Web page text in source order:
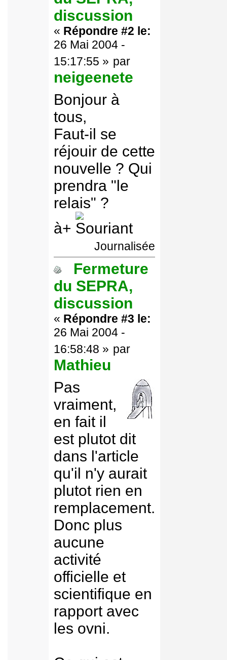
discussion
« Répondre #2 le:
26 Mai 2004 -
15:17:55 » par
neigeenete
Bonjour à
tous,
Faut-il se
réjouir de cette
nouvelle ? Qui
prendra "le
relais" ?
à+
Journalisée
Fermeture
du SEPRA,
discussion
« Répondre #3 le:
26 Mai 2004 -
16:58:48 » par
Mathieu
Pas
vraiment,
en fait il
est plutot dit
dans l'article
qu'il n'y aurait
plutot rien en
remplacement.
Donc plus
aucune
activité
officielle et
scientifique en
rapport avec
les ovni.